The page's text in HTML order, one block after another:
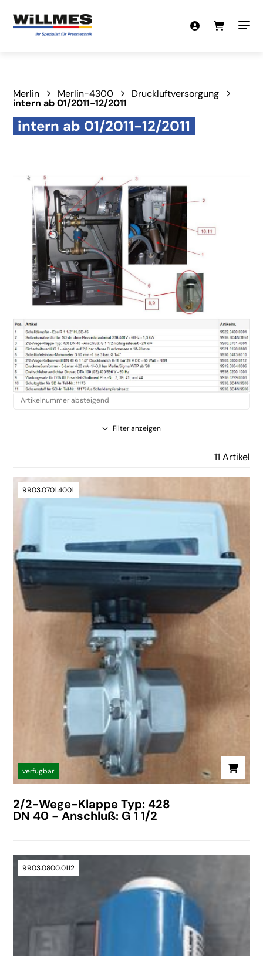
Merlin Merlin-4300 Druckluftversorgung
intern ab 01/2011-12/2011
intern ab 01/2011-12/2011
Filter anzeigen
11 Artikel
9903.0701.4001
verfügbar
2/2-Wege-Klappe Typ: 428
DN 40 - Anschluß: G 1 1/2
9903.0800.0112